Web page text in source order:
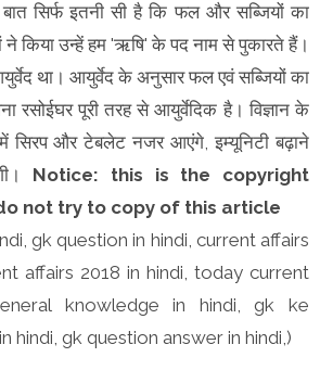
सिर्फ इतनी सी है कि फल और सब्जियों का
ने किया उन्हें हम 'ऋषि' के पद नाम से पुकारते हैं।
था। आयुर्वेद के अनुसार फल एवं सब्जियों का
रसोईघर पूरी तरह से आयुर्वेदिक है। विज्ञान के
सिरप और टेबलेट नजर आएंगे, इम्यूनिटी बढ़ाने
Notice: this is the copyright
not try to copy of this article
gk question in hindi, current affairs
affairs 2018 in hindi, today current
knowledge in hindi, gk ke
hindi, gk question answer in hindi,)